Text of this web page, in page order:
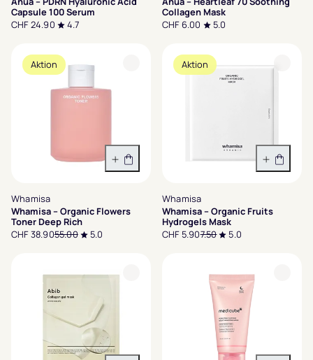
Capsule 100 Serum
CHF 24.90
4.7
Collagen Mask
CHF 6.00
5.0
Aktion
In den Warenkorb
Whamisa
Whamisa – Organic Flowers
Toner Deep Rich
CHF 38.9055.00 5.0
Aktion
In den
Whamisa
Whamisa – Organic Fruits
Hydrogels Mask
CHF 5.907.50 5.0